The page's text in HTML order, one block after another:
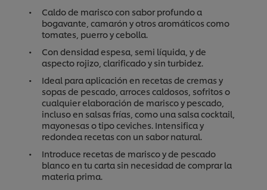
Caldo de marisco con sabor profundo a
bogavante, camarón y otros aromáticos como
tomates, puerro y cebolla.
Con densidad espesa, semi líquida, y de
aspecto rojizo, clarificado y sin turbidez.
Ideal para aplicación en recetas de cremas y
sopas de pescado, arroces caldosos, sofritos o
cualquier elaboración de marisco y pescado,
incluso en salsas frías, como una salsa cocktail,
mayonesas o tipo ceviches. Intensifica y
redondea recetas con un sabor natural.
Introduce recetas de marisco y de pescado
blanco en tu carta sin necesidad de comprar la
materia prima.